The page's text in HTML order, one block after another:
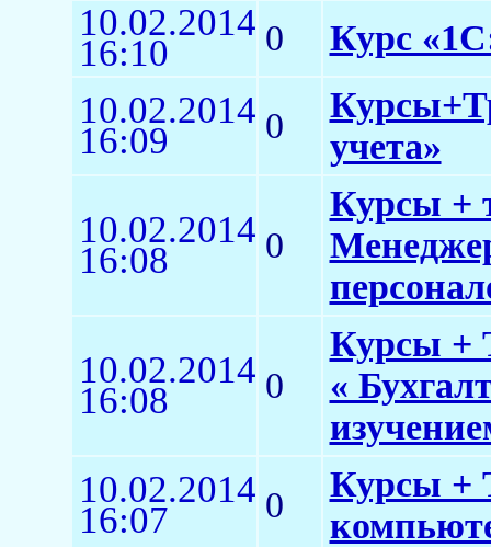
10.02.2014
16:10 0 Курс
10.02.2014
16:09 0
учета»
10.02.2014
16:08 0
Курсы +
10.02.2014
16:08 0
Курсы +
«
10.02.2014
16:07 0
Курсы +